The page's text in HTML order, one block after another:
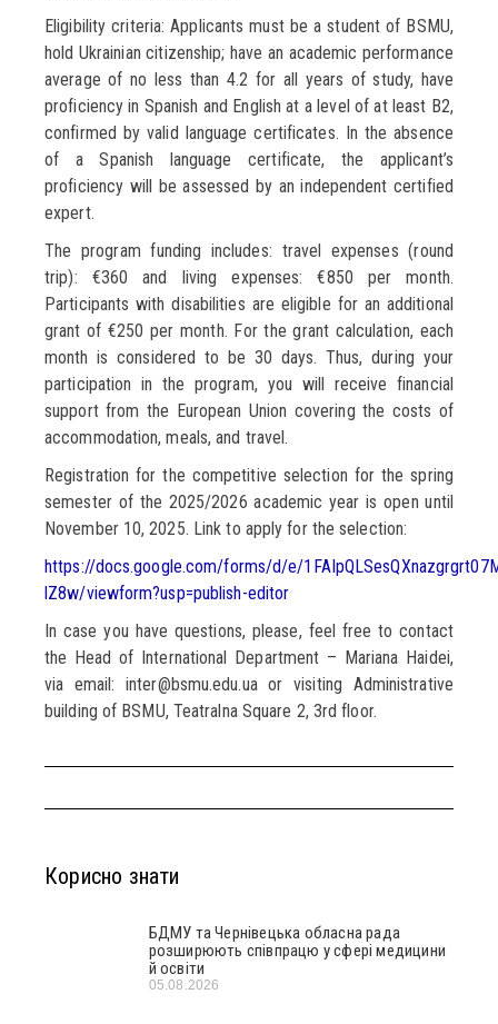
Eligibility criteria: Applicants must be a student of BSMU,
hold Ukrainian citizenship; have an academic performance
average of no less than 4.2 for all years of study, have
proficiency in Spanish and English at a level of at least B2,
confirmed by valid language certificates. In the absence
of a Spanish language certificate, the applicant’s
proficiency will be assessed by an independent certified
expert.
The program funding includes: travel expenses (round
trip): €360 and living expenses: €850 per month.
Participants with disabilities are eligible for an additional
grant of €250 per month. For the grant calculation, each
month is considered to be 30 days. Thus, during your
participation in the program, you will receive financial
support from the European Union covering the costs of
accommodation, meals, and travel.
Registration for the competitive selection for the spring
semester of the 2025/2026 academic year is open until
November 10, 2025. Link to apply for the selection:
https://docs.google.com/forms/d/e/
lZ8w/viewform?usp=publish-editor
In case you have questions, please, feel free to contact
the Head of International Department – Mariana Haidei,
via email: inter@bsmu.edu.ua or visiting Administrative
building of BSMU, Teatralna Square 2, 3rd floor.
Корисно знати
БДМУ та Чернівецька обласна рада
розширюють співпрацю у сфері медицини
й освіти
05.08.2026